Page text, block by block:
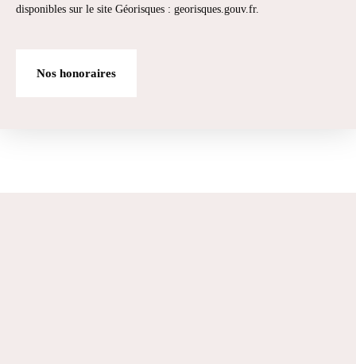
disponibles sur le site Géorisques : georisques.gouv.fr.
Nos honoraires